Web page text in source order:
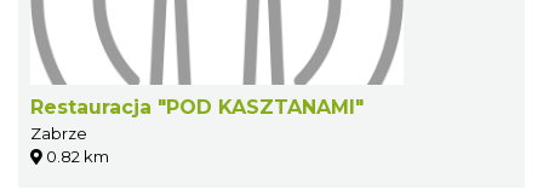
Restauracja "POD KASZTANAMI"
Zabrze
0.82 km